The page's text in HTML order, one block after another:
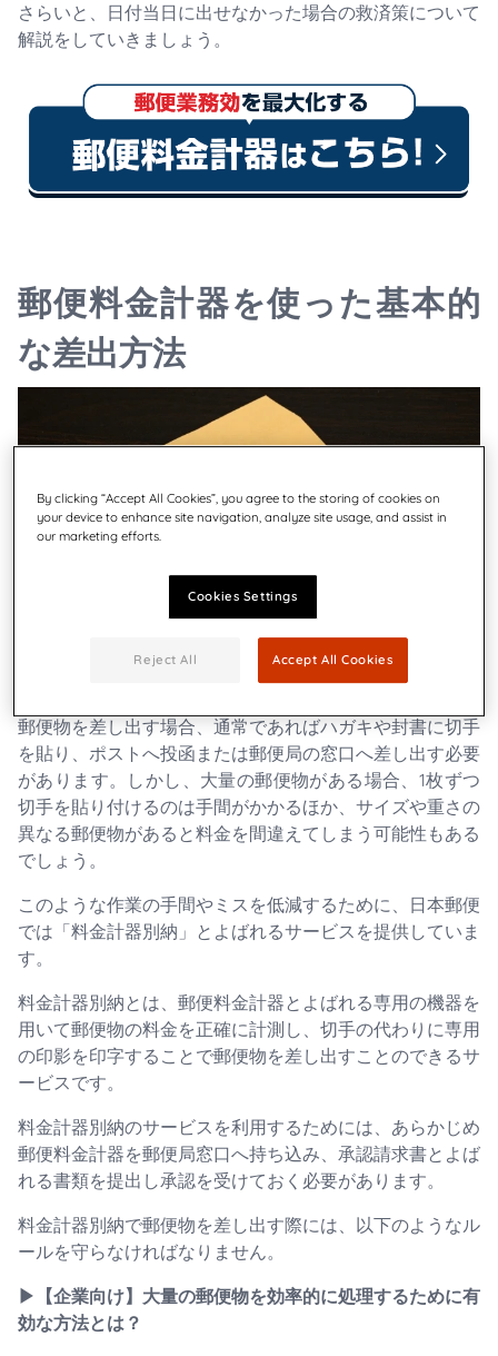
さらいと、日付当日に出せなかった場合の救済策について
解説をしていきましょう。
郵便料金計器を使った基本的
な差出方法
郵便物を差し出す場合、通常であればハガキや封書に切手
を貼り、ポストへ投函または郵便局の窓口へ差し出す必要
があります。しかし、大量の郵便物がある場合、1枚ずつ
切手を貼り付けるのは手間がかかるほか、サイズや重さの
異なる郵便物があると料金を間違えてしまう可能性もある
でしょう。
このような作業の手間やミスを低減するために、日本郵便
では「料金計器別納」とよばれるサービスを提供していま
す。
料金計器別納とは、郵便料金計器とよばれる専用の機器を
用いて郵便物の料金を正確に計測し、切手の代わりに専用
の印影を印字することで郵便物を差し出すことのできるサ
ービスです。
料金計器別納のサービスを利用するためには、あらかじめ
郵便料金計器を郵便局窓口へ持ち込み、承認請求書とよば
れる書類を提出し承認を受けておく必要があります。
料金計器別納で郵便物を差し出す際には、以下のようなル
ールを守らなければなりません。
▶︎【企業向け】大量の郵便物を効率的に処理するために有
効な方法とは？
By clicking “Accept All Cookies”, you agree to the storing of cookies on
your device to enhance site navigation, analyze site usage, and assist in
our marketing efforts.
Cookies Settings
Reject All Accept All Cookies